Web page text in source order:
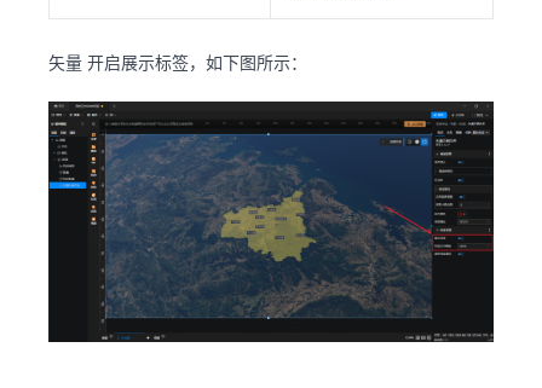
矢量 开启展示标签，如下图所示：